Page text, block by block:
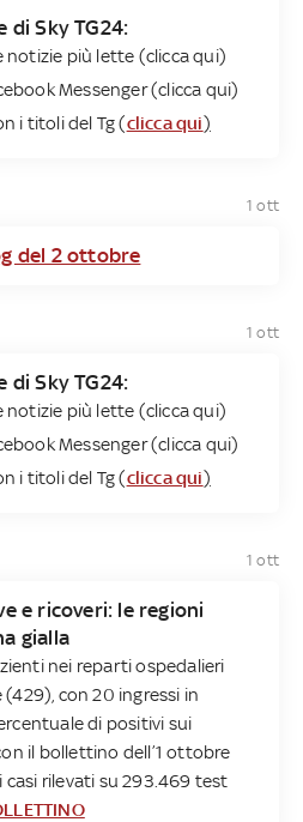
di Sky TG24:
notizie più lette (clicca qui)
Messenger (clicca qui)
i titoli del Tg (clicca qui)
1 ott
del 2 ottobre
1 ott
di Sky TG24:
notizie più lette (clicca qui)
Messenger (clicca qui)
i titoli del Tg (clicca qui)
1 ott
e ricoveri: le regioni
gialla
nei reparti ospedalieri
con 20 ingressi in
di positivi sui
il bollettino dell’1 ottobre
casi rilevati su 293.469 test